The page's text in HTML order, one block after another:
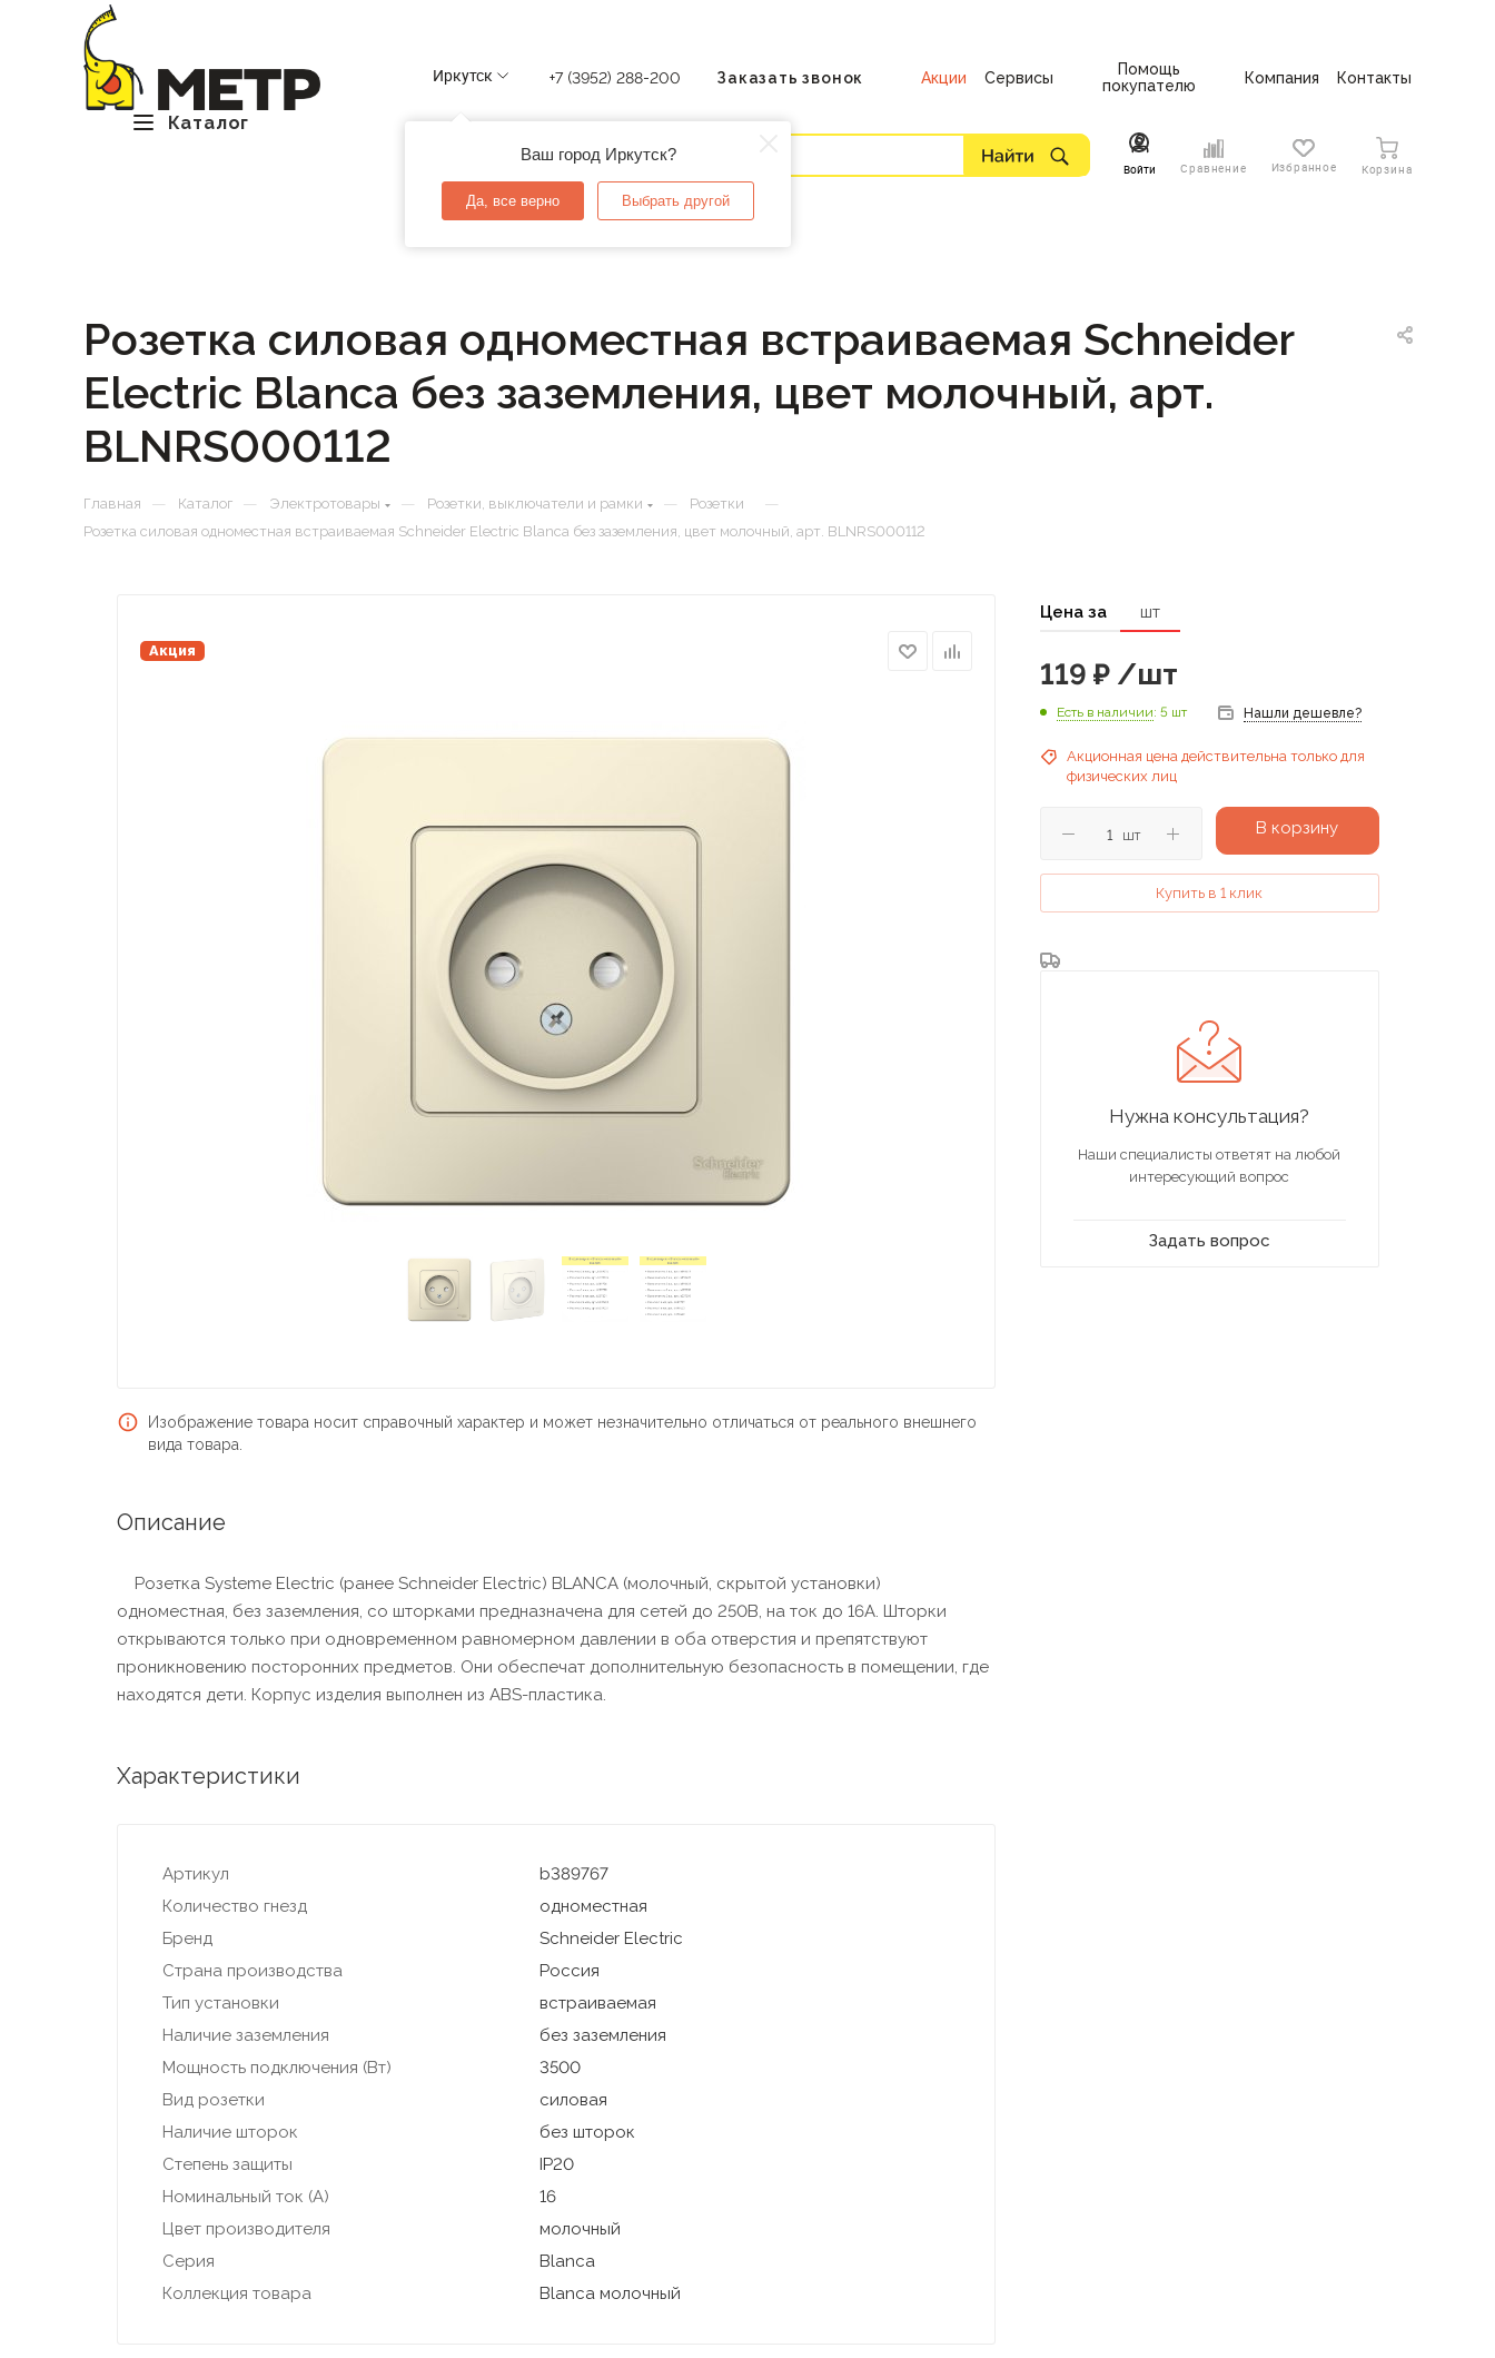
Каталог
Иркутск
Ваш город Иркутск?
Да, все верно Выбрать другой
+7 (3952) 288-200 Заказать звонок Акции Сервисы
Помощь
покупателю
Компания Контакты
Войти Сравнение Избранное Корзина
Розетка силовая одноместная встраиваемая Schneider
Electric Blanca без заземления, цвет молочный, арт.
BLNRS000112
Главная — Каталог — Электротовары — Розетки, выключатели и рамки — Розетки —
Розетка силовая одноместная встраиваемая Schneider Electric Blanca без заземления, цвет молочный, арт. BLNRS000112
Акция
Изображение товара носит справочный характер и может незначительно отличаться от реального внешнего
вида товара.
Описание
Розетка Systeme Electric (ранее Schneider Electric) BLANCA (молочный, скрытой установки)
одноместная, без заземления, со шторками предназначена для сетей до 250В, на ток до 16А. Шторки
открываются только при одновременном равномерном давлении в оба отверстия и препятствуют
проникновению посторонних предметов. Они обеспечат дополнительную безопасность в помещении, где
находятся дети. Корпус изделия выполнен из ABS-пластика.
Характеристики
Артикул
b389767
Количество гнезд
одноместная
Бренд
Schneider Electric
Страна производства
Россия
Тип установки
встраиваемая
Наличие заземления
без заземления
Мощность подключения (Вт)
3500
Вид розетки
силовая
Наличие шторок
без шторок
Степень защиты
IP20
Номинальный ток (А)
16
Цвет производителя
молочный
Серия
Blanca
Коллекция товара
Blanca молочный
Цена за шт
119 ₽/шт
Есть в наличии: 5 шт Нашли дешевле?
Акционная цена действительна только для
физических лиц
шт В корзину
Купить в 1 клик
Нужна консультация?
Наши специалисты ответят на любой
интересующий вопрос
Задать вопрос